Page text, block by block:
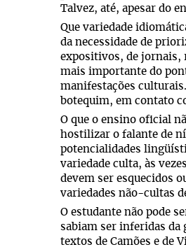
Talvez, até, apesar do
Que variedade
da necessidade de
expositivos, de jornais,
mais importante do
manifestações
botequim, em contato
O que o ensino oficial
hostilizar o falante de
potencialidades
variedade culta, às
devem ser esquecidos
variedades não-cultas
O estudante não pode
sabiam ser inferidas da
textos de Camões e de